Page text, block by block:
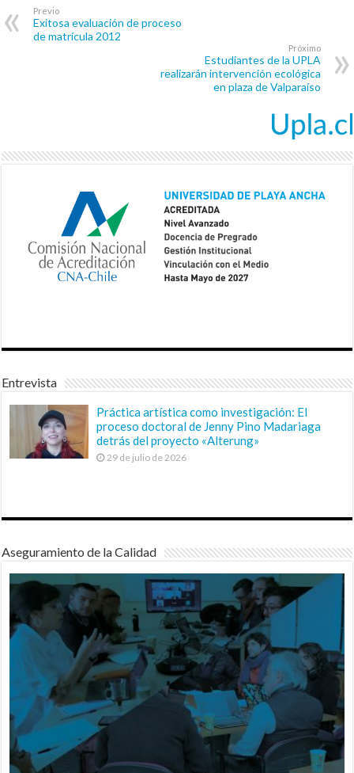
Previo
Exitosa evaluación de proceso
de matrícula 2012
Próximo
Estudiantes de la UPLA
realizarán intervención ecológica
en plaza de Valparaíso
Entrevista
Práctica artística como investigación: El
proceso doctoral de Jenny Pino Madariaga
detrás del proyecto «Alterung»
29 de julio de 2026
Aseguramiento de la Calidad